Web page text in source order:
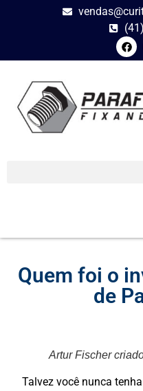
Quem foi o
de
Artur Fischer
Talvez você nunca